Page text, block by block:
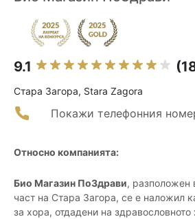
9.1
Стара Загора, Stara Zagora
Покажи телефонния
Относно компанията:
Био Магазин ПоЗдрави, разположен
част на Стара Загора, се е наложил
за хора, отдадени на здравословното